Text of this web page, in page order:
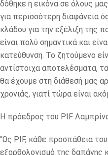
δόθηκε η εικόνα σε όλους
για περισσότερη διαφάνεια
κλάδου για την εξέλιξη της
είναι πολύ σημαντικά και
κατεύθυνση. Το ζητούμενο
αντίστοιχα αποτελέσματα,
θα έχουμε στη διάθεσή μας
χρονιάς, γιατί τώρα είναι
Η πρόεδρος του PIF
“Ως PIF, κάθε προσπάθεια
εξορθολογισμό της δαπάνης